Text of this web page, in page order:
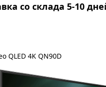
со склада 5-10
QLED 4K QN90D